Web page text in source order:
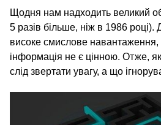
Щодня нам надходить великий
5 разів більше, ніж в 1986 році).
високе смислове навантаження,
інформація не є цінною. Отже,
слід звертати увагу, а що